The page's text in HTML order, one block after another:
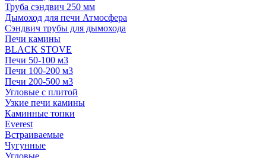
Труба сэндвич 250 мм
Дымоход для печи Атмосфера
Сэндвич трубы для дымохода
Печи камины
BLACK STOVE
Печи 50-100 м3
Печи 100-200 м3
Печи 200-500 м3
Угловые с плитой
Узкие печи камины
Каминные топки
Everest
Встраиваемые
Чугунные
Угловые